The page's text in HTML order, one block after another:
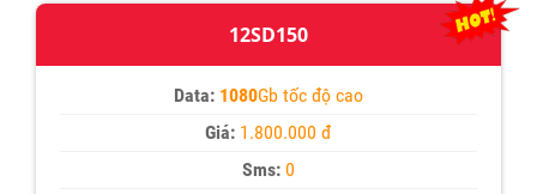
12SD150
Data:1080Gb tốc độ cao
Giá: 1.800.000 đ
Sms: 0